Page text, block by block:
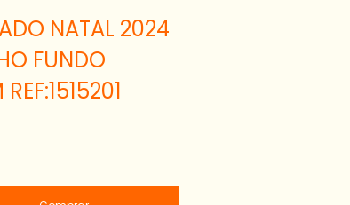
NATAL 2024
FUNDO